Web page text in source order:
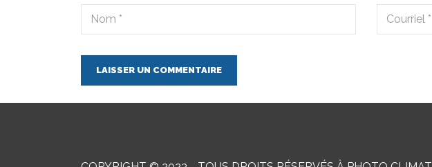
LAISSER UN COMMENTAIRE